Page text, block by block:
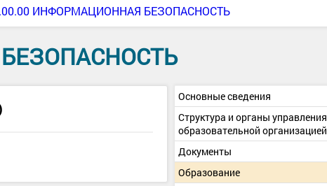
ИНФОРМАЦИОННАЯ БЕЗОПАСНОСТЬ
Основные сведения
Структура и органы управления
образовательной организацией
Документы
Образование